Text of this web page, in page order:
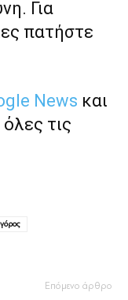
Για
πατήστε
News και
τις
Επόμενο άρθρο